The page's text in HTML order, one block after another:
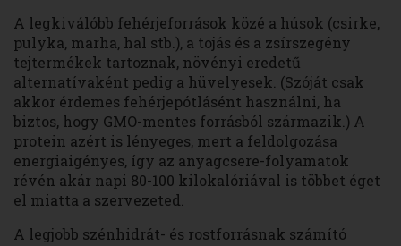
A legkiválóbb fehérjeforrások közé a húsok (csirke,
pulyka, marha, hal stb.), a tojás és a zsírszegény
tejtermékek tartoznak, növényi eredetű
alternatívaként pedig a hüvelyesek. (Szóját csak
akkor érdemes fehérjepótlásént használni, ha
biztos, hogy GMO-mentes forrásból származik.) A
protein azért is lényeges, mert a feldolgozása
energiaigényes, így az anyagcsere-folyamatok
révén akár napi 80-100 kilokalóriával is többet éget
el miatta a szervezeted.
A legjobb szénhidrát- és rostforrásnak számító